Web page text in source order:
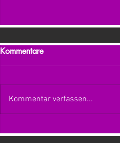
Kommentare
Kommentar verfassen...